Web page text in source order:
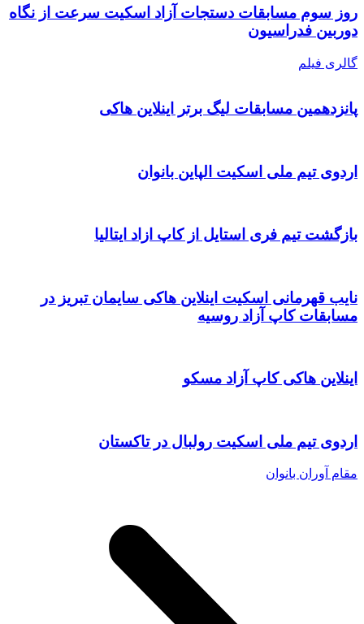
روز سوم مسابقات دستجات آزاد اسکیت سرعت از نگاه
دوربین فدراسیون
گالری فیلم
پانزدهمین مسابقات لیگ برتر اینلاین هاکی
اردوی تیم ملی اسکیت الپاین بانوان
بازگشت تیم فری استایل از کاپ ازاد ایتالیا
نایب قهرمانی اسکیت اینلاین هاکی سایمان تبریز در
مسابقات کاپ آزاد روسیه
اینلاین هاکی کاپ آزاد مسکو
اردوی تیم ملی اسکیت رولبال در تاکستان
مقام آوران بانوان